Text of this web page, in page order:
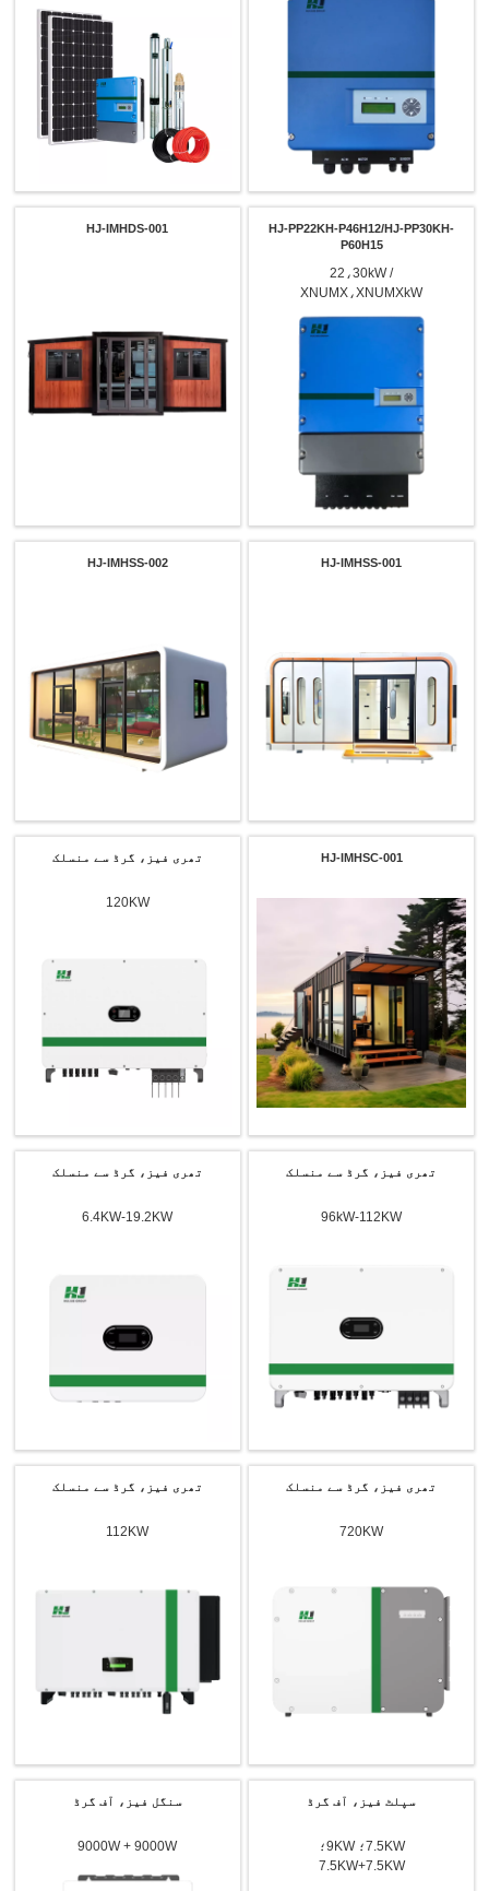
HJ-PP22KH-P46H12/HJ-PP30KH-
P60H15
22،30kW /
XNUMX،XNUMXkW
HJ-IMHDS-001
HJ-IMHSS-001
HJ-IMHSS-002
HJ-IMHSC-001 تھری فیز، گرڈ سے منسلک
120KW
تھری فیز، گرڈ سے منسلک
96kW-112KW
تھری فیز، گرڈ سے منسلک
6.4KW-19.2KW
تھری فیز، گرڈ سے منسلک
720KW
تھری فیز، گرڈ سے منسلک
112KW
سپلٹ فیز، آف گرڈ
7.5KW؛ 9KW؛
7.5KW+7.5KW
سنگل فیز، آف گرڈ
9000W + 9000W
ہم آپ کے سوالات کے جوابات دینے اور آپ کی ضروریات کے مطابق توانائی کے حل
فراہم کرنے کے لیے یہاں موجود ہیں۔